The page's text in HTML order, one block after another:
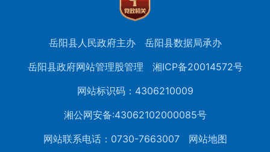
岳阳县人民政府主办
岳阳县数据局承办
岳阳县政府网站管理股管理
湘ICP备20014572号
网站标识码：4306210009
湘公网安备:43062102000085号
网站联系电话：0730-7663007
网站地图